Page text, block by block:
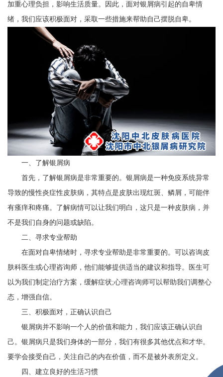
加重心理负担，影响生活质量。因此，面对银屑病引起的自卑情
绪，我们应该积极面对，采取一些措施来帮助自己摆脱自卑。
一、了解银屑病
首先，了解银屑病是非常重要的。银屑病是一种免疫系统异常
导致的慢性炎症性皮肤病，其特点是皮肤出现红斑、鳞屑，可能伴
有瘙痒和疼痛。了解病情可以让我们明白，这只是一种皮肤病，并
不是我们自身的问题或缺陷。
二、寻求专业帮助
在面对自卑情绪时，寻求专业帮助是非常重要的。可以咨询皮
肤科医生或心理咨询师，他们能够提供适当的建议和指导。医生可
以为我们制定治疗方案，缓解症状;心理咨询师可以帮助我们调整心
态，增强自信。
三、积极面对，正确认识自己
银屑病并不影响一个人的价值和能力，我们应该正确认识自
己。银屑病只是我们身体的一部分，我们有很多其他优点和才华。
要学会接受自己，关注自己的内在价值，而不是被外表所定义。
四、建立良好的生活习惯